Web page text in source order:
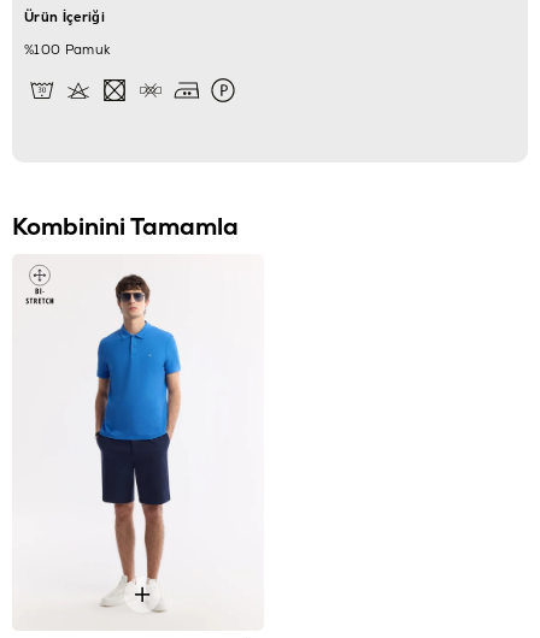
Ürün İçeriği
%100 Pamuk
Kombinini Tamamla